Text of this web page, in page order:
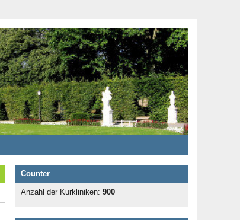
Counter
Anzahl der Kurkliniken: 900